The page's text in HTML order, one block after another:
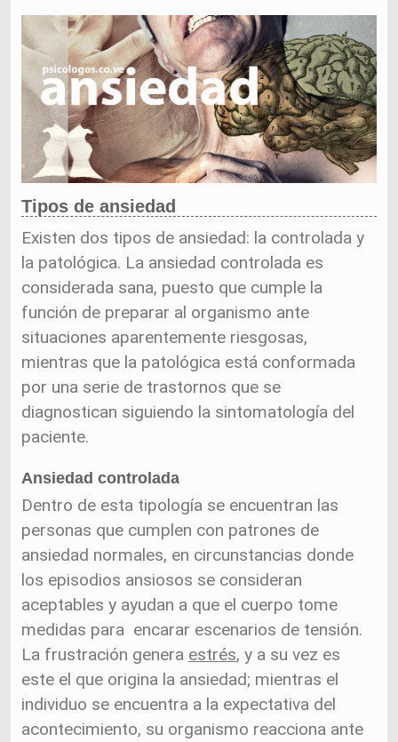
Tipos de ansiedad
Existen dos tipos de ansiedad: la controlada y
la patológica. La ansiedad controlada es
considerada sana, puesto que cumple la
función de preparar al organismo ante
situaciones aparentemente riesgosas,
mientras que la patológica está conformada
por una serie de trastornos que se
diagnostican siguiendo la sintomatología del
paciente.
Ansiedad controlada
Dentro de esta tipología se encuentran las
personas que cumplen con patrones de
ansiedad normales, en circunstancias donde
los episodios ansiosos se consideran
aceptables y ayudan a que el cuerpo tome
medidas para encarar escenarios de tensión.
La frustración genera estrés, y a su vez es
este el que origina la ansiedad; mientras el
individuo se encuentra a la expectativa del
acontecimiento, su organismo reacciona ante